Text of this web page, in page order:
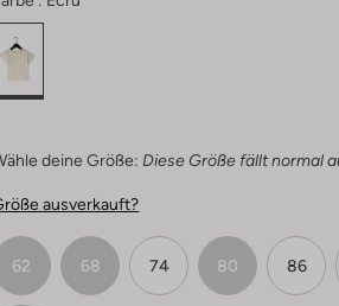
deine Größe: Diese Größe fällt normal
ausverkauft?
62 68 74 80 86